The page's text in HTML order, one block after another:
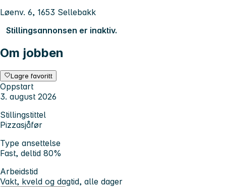
Løenv. 6, 1653 Sellebakk
Stillingsannonsen er inaktiv.
Om jobben
Lagre favoritt
Oppstart
3. august 2026
Stillingstittel
Pizzasjåfør
Type ansettelse
Fast, deltid 80%
Arbeidstid
Vakt, kveld og dagtid, alle dager